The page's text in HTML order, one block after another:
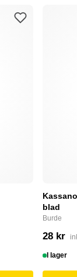
blad
Burde
28 kr
I lager